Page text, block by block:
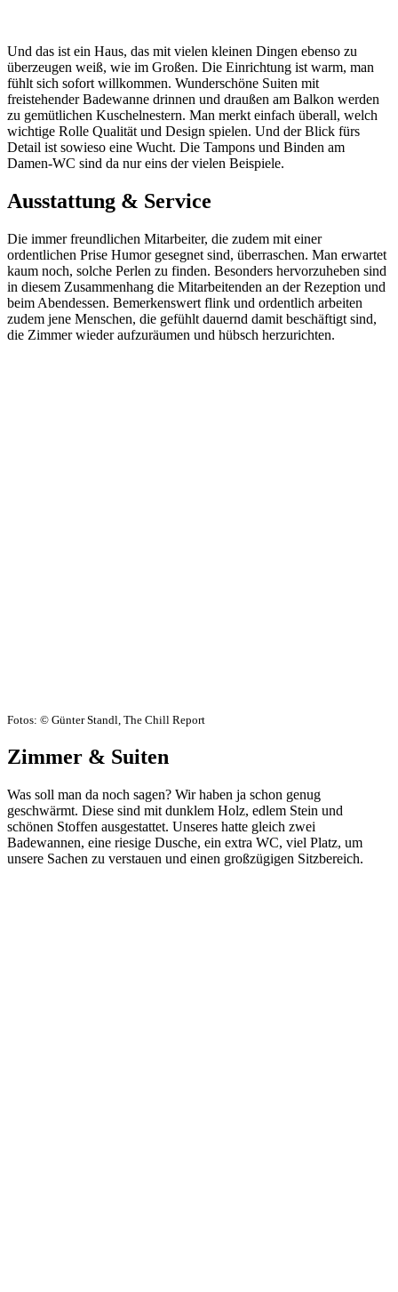
Und das ist ein Haus, das mit vielen kleinen Dingen ebenso zu
überzeugen weiß, wie im Großen. Die Einrichtung ist warm, man
fühlt sich sofort willkommen. Wunderschöne Suiten mit
freistehender Badewanne drinnen und draußen am Balkon werden
zu gemütlichen Kuschelnestern. Man merkt einfach überall, welch
wichtige Rolle Qualität und Design spielen. Und der Blick fürs
Detail ist sowieso eine Wucht. Die Tampons und Binden am
Damen-WC sind da nur eins der vielen Beispiele.
Ausstattung & Service
Die immer freundlichen Mitarbeiter, die zudem mit einer
ordentlichen Prise Humor gesegnet sind, überraschen. Man erwartet
kaum noch, solche Perlen zu finden. Besonders hervorzuheben sind
in diesem Zusammenhang die Mitarbeitenden an der Rezeption und
beim Abendessen. Bemerkenswert flink und ordentlich arbeiten
zudem jene Menschen, die gefühlt dauernd damit beschäftigt sind,
die Zimmer wieder aufzuräumen und hübsch herzurichten.
Fotos: © Günter Standl, The Chill Report
Zimmer & Suiten
Was soll man da noch sagen? Wir haben ja schon genug
geschwärmt. Diese sind mit dunklem Holz, edlem Stein und
schönen Stoffen ausgestattet. Unseres hatte gleich zwei
Badewannen, eine riesige Dusche, ein extra WC, viel Platz, um
unsere Sachen zu verstauen und einen großzügigen Sitzbereich.